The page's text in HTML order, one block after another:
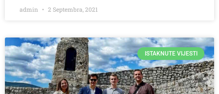
admin 2 Septembra, 2021
ISTAKNUTE VIJESTI